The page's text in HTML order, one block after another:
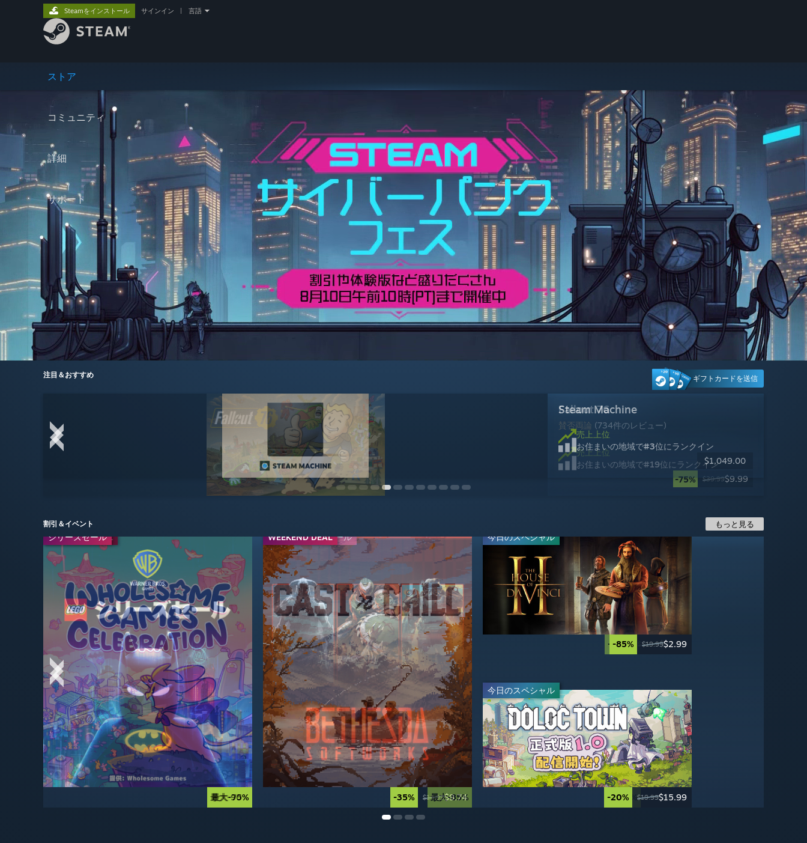
ストア
コミュニティ
詳細
サポート
Steamをインストール サインイン 言語
注目＆おすすめ ギフトカードを送信
Tom Clancy's Ghost Recon® Wildlands
賛否両論 (513件のレビュー)
売上上位
お住まいの地域で#9位にランクイン
-95%
$49.99$2.49
Approximately Up
非常に好評(178件のレビュー)
売上上位
お住まいの地域で#29位にランクイン
-20%
$24.99$19.99
Wuthering Waves
非常に好評(625件のレビュー)
売上上位
お住まいの地域で#23位にランクイン
無料プレイ
Fallout 76
賛否両論 (734件のレビュー)
売上上位
お住まいの地域で#19位にランクイン
-75%
$39.99$9.99
Steam Machine
売上上位
お住まいの地域で#3位にランクイン
$1,049.00
FINAL FANTASY XIV Online
やや好評 (373件のレビュー)
売上上位
お住まいの地域で#26位にランクイン
$19.99
Palworld / パルワールド
非常に好評(4,280件のレビュー)
売上上位
お住まいの地域で#14位にランクイン
$29.99
IRON NEST: Heavy Turret Simulator
圧倒的に好評(1,795件のレビュー)
売上上位
お住まいの地域で#6位にランクイン
-25%
$19.99$14.99
Mistfall Hunter
賛否両論 (8,355件のレビュー)
売上上位
お住まいの地域で#15位にランクイン
-10%
$24.99$22.49
エーペックスレジェンズ
賛否両論 (12,940件のレビュー)
売上上位
お住まいの地域で#7位にランクイン
無料プレイ
リ・ストーリー: 思い出修理屋
圧倒的に好評(570件のレビュー)
売上上位
お住まいの地域で#8位にランクイン
-10%
$19.99$17.99
レインボーシックス シージ
やや好評 (5,585件のレビュー)
売上上位
お住まいの地域で#17位にランクイン
無料プレイ
割引＆イベント もっと見る
シリーズセール
最大-90%
WEEKEND DEAL
-35% $14.99$9.74
今日のスペシャル
-85% $19.99$2.99
今日のスペシャル
-20% $19.99$15.99
WEEKEND DEAL
最大-75%
パブリッシャーセール
最大-85%
今日のスペシャル
-40% $19.99$11.99
今日のスペシャル
-50% $9.99$4.99
WEEKEND DEAL
最大-90%
今日のスペシャル
最大-80%
-70% $59.99 $17.99
-95% $49.99$2.49
ライブ
-50% $49.99$24.99
-50% $7.99$3.99
-95% $59.99$2.99
-65% $39.99$13.99
-20% $24.99 $19.99
-50% $39.99$19.99
-50% $59.99$29.99